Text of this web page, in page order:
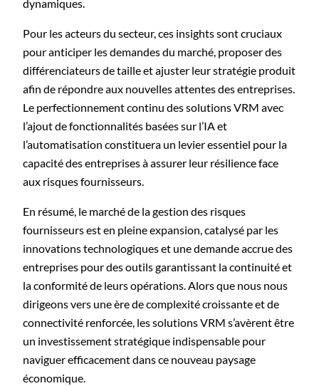
dynamiques.
Pour les acteurs du secteur, ces insights sont cruciaux
pour anticiper les demandes du marché, proposer des
différenciateurs de taille et ajuster leur stratégie produit
afin de répondre aux nouvelles attentes des entreprises.
Le perfectionnement continu des solutions VRM avec
l’ajout de fonctionnalités basées sur l’IA et
l’automatisation constituera un levier essentiel pour la
capacité des entreprises à assurer leur résilience face
aux risques fournisseurs.
En résumé, le marché de la gestion des risques
fournisseurs est en pleine expansion, catalysé par les
innovations technologiques et une demande accrue des
entreprises pour des outils garantissant la continuité et
la conformité de leurs opérations. Alors que nous nous
dirigeons vers une ère de complexité croissante et de
connectivité renforcée, les solutions VRM s’avèrent être
un investissement stratégique indispensable pour
naviguer efficacement dans ce nouveau paysage
économique.